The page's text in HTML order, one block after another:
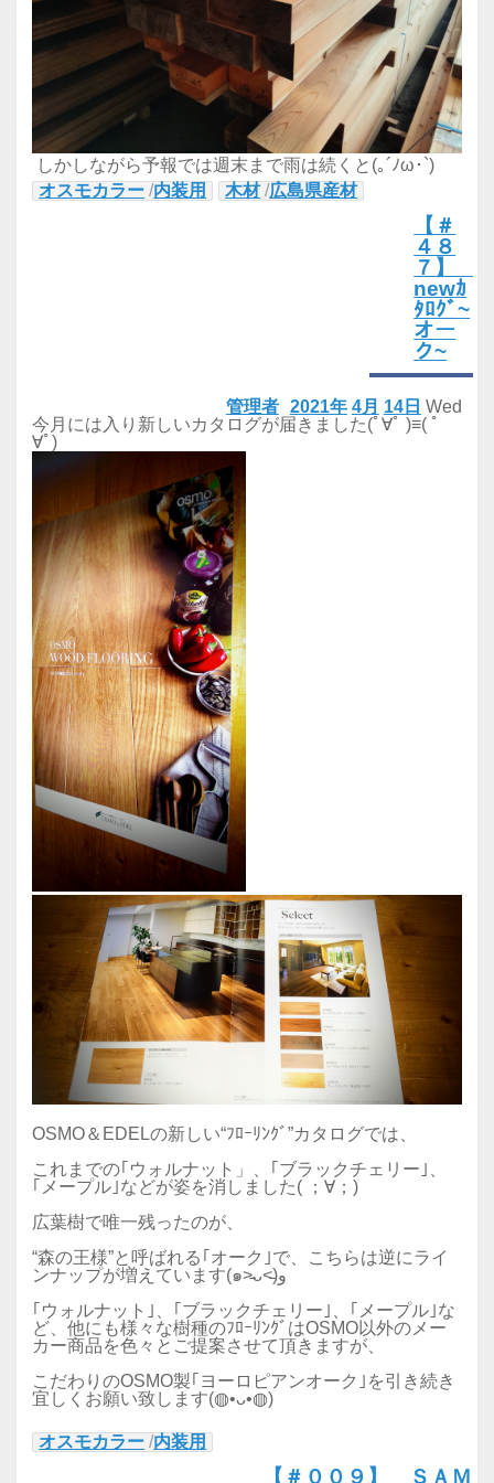
しかしながら予報では週末まで雨は続くと(｡´ﾉω･`)
オスモカラー /内装用 木材/広島県産材
【＃
４８
７】
newｶ
ﾀﾛｸﾞ~
オー
ク~
2021年 4月 14日 Wed
管理者
今月には入り新しいカタログが届きました(ﾟ∀ﾟ )≡( ﾟ
∀ﾟ)
OSMO＆EDELの新しい“ﾌﾛｰﾘﾝｸﾞ”カタログでは、
これまでの｢ウォルナット」、｢ブラックチェリー｣、
｢メープル｣などが姿を消しました( ；∀；)
広葉樹で唯一残ったのが、
“森の王様”と呼ばれる｢オーク｣で、こちらは逆にライ
ンナップが増えています(๑˃̵ᴗ˂̵)و
｢ウォルナット｣、｢ブラックチェリー｣、｢メープル｣な
ど、他にも様々な樹種のﾌﾛｰﾘﾝｸﾞはOSMO以外のメー
カー商品を色々とご提案させて頂きますが、
こだわりのOSMO製｢ヨーロピアンオーク｣を引き続き
宜しくお願い致します(◍•ᴗ•◍)
オスモカラー /内装用
【＃００９】 ＳＡＭ